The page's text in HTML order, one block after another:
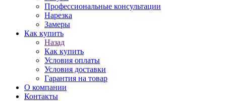
Профессиональные консультации
Нарезка
Замеры
Как купить
Назад
Как купить
Условия оплаты
Условия доставки
Гарантия на товар
О компании
Контакты